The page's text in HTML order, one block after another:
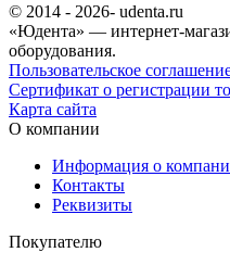
© 2014 - 2026- udenta.ru
«Юдента» — интернет-
оборудования.
Пользовательское
Сертификат о регистрации
Карта сайта
О компании
Информация о
Контакты
Реквизиты
Покупателю